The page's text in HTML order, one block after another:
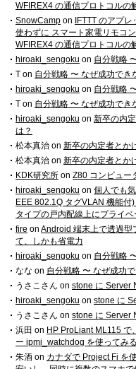
WFIREX4 の通信プロトコルの
SnowCamp on
IFTTT のアプ
使わずに スマート家電リモコ
WFIREX4 の通信プロトコルの
hiroaki_sengoku on 自分戦略
T on 自分戦略 〜 なぜ成功でき
hiroaki_sengoku on 自分戦略
T on 自分戦略 〜 なぜ成功でき
hiroaki_sengoku on 新卒の内
は？
松本真治 on 新卒の内定者とか
松本真治 on 新卒の内定者とか
KDK研究所 on Z80 コンピュー
hiroaki_sengoku on 個人でも
EEE 802.1Q タグVLAN 機能
タイプの戸内配線上にプライ
fire on Android 端末上で透過型
て、しかも省電力
hiroaki_sengoku on 自分戦略
なな on 自分戦略 〜 なぜ成功
うさこさん on stone に Server
hiroaki_sengoku on stone に
うさこさん on stone に Server
浜田 on HP ProLiant ML115 で
ー ipmi_watchdog を使ってみる
朱酒 on カナダで Project Fi を